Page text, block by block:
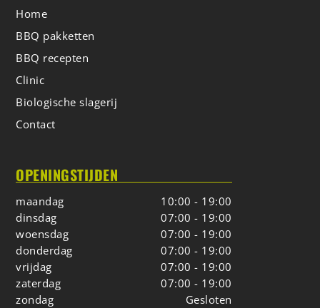
Home
BBQ pakketten
BBQ recepten
Clinic
Biologische slagerij
Contact
OPENINGSTIJDEN
maandag
10:00 - 19:00
dinsdag
07:00 - 19:00
woensdag
07:00 - 19:00
donderdag
07:00 - 19:00
vrijdag
07:00 - 19:00
zaterdag
07:00 - 19:00
zondag
Gesloten